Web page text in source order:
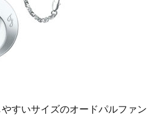
すいサイズのオードパルファン